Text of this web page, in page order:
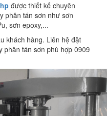
được thiết kế chuyên
phân tán sơn như sơn
sơn epoxy,...
khách hàng. Liên hệ đặt
phân tán sơn phù hợp 0909